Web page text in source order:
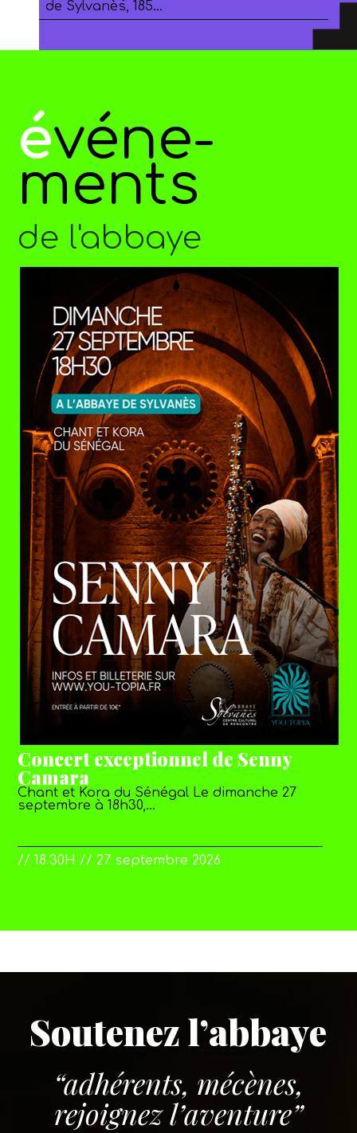
de Sylvanès, 185…
événe-
ments
de l'abbaye
Concert exceptionnel de Senny
Camara
Chant et Kora du Sénégal Le dimanche 27
septembre à 18h30,…
// 18.30H // 27 septembre 2026
Soutenez l’abbaye
“adhérents, mécènes,
rejoignez l’aventure”